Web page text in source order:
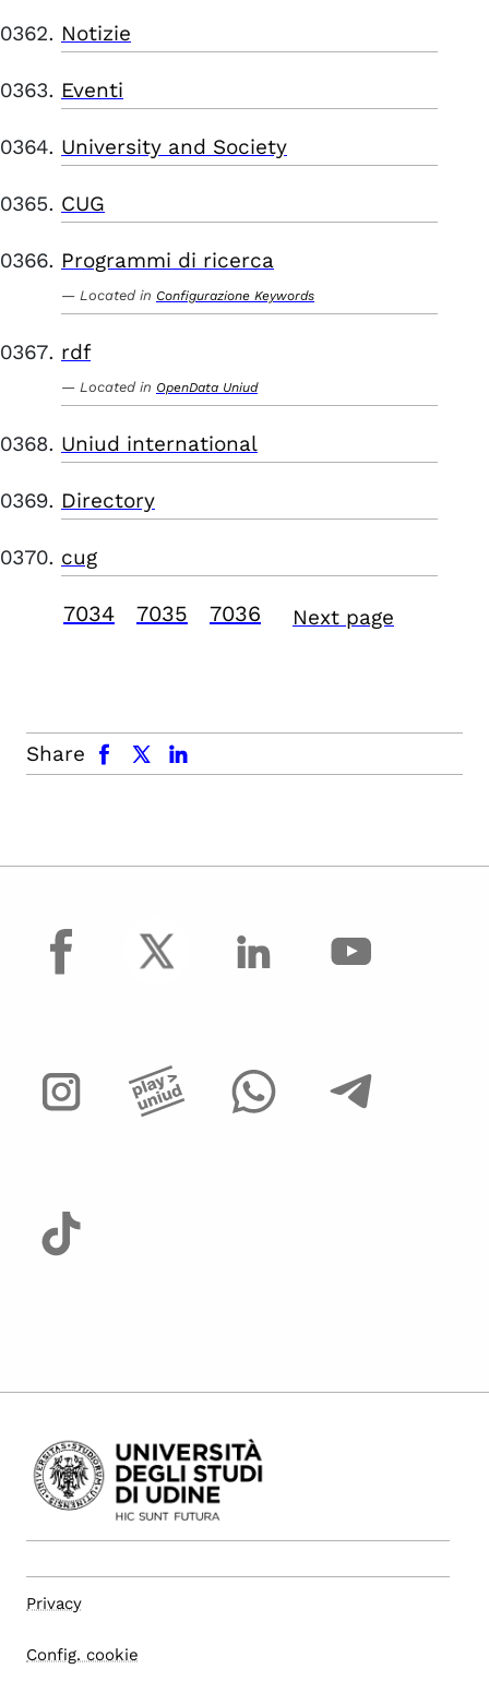
Notizie
Eventi
University and Society
CUG
Programmi di ricerca
Located in Configurazione Keywords
rdf
Located in OpenData Uniud
Uniud international
Directory
cug
7034 7035 7036 Next page
Share
facebook x.com linkedin
facebook
Privacy
Config. cookie